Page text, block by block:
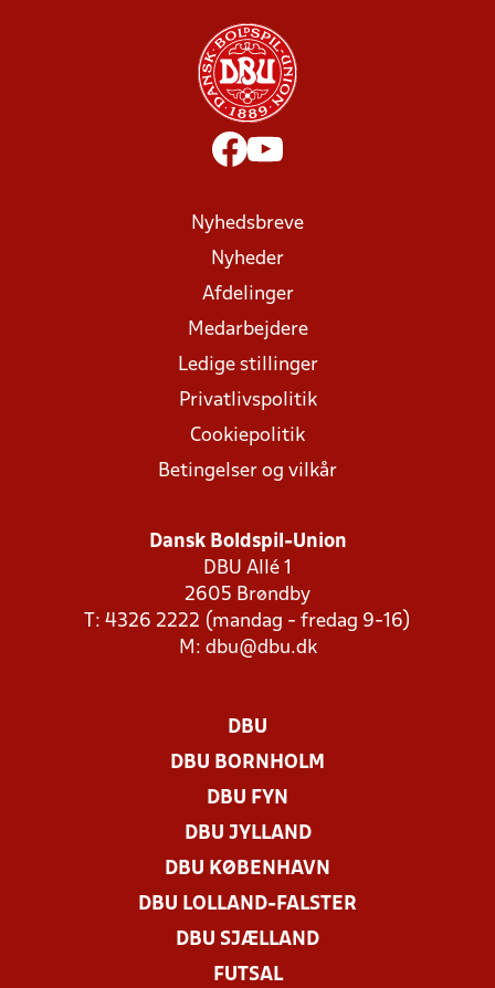
Nyhedsbreve
Nyheder
Afdelinger
Medarbejdere
Ledige stillinger
Privatlivspolitik
Cookiepolitik
Betingelser og vilkår
Dansk Boldspil-Union
DBU Allé 1
2605 Brøndby
T: 4326 2222 (mandag - fredag 9-16)
M: dbu@dbu.dk
DBU
DBU BORNHOLM
DBU FYN
DBU JYLLAND
DBU KØBENHAVN
DBU LOLLAND-FALSTER
DBU SJÆLLAND
FUTSAL